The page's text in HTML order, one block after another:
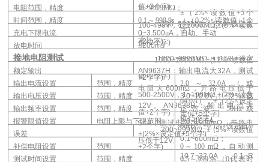
值+2个字)，
200~999MΩ,±(5%×设定值
+2个字)
1000~9999MΩ,± (15%×设定
值+2个字)
±（2%×读数值+5个
字）
电阻范围 ， 精度 1～9999MΩ；
100-499V，1~1000MΩ,±(8%×读数
值+2个字)
1000~2000MΩ,±(12%×读数值
+2个字)
500-2500V ，1~199MΩ,±(2%×读数
值+2个字)，
200~999MΩ,±(5%×读数值
+2个字)
时间范围，精度 0.1～999.9s，±（0.2%×读数值+1个
字）
充电下限电流 0~3.500μA ，自动、手动
放电时间
≤200ms
接地电阻测试
额定输出 AN9637H ：输出电流大32A，测试
电阻大600mΩ，开路电压低于
12V 。AN9638H：输出电流大
64A，测试电阻大600mΩ，开路电
压低于12V。
输出电流设置 范围，精度 2.0～32.0A（或
64.0A），±（2%×设定
值+5个字）
输出电压设置 范围，精度 3.0~10.0V，±(2%×设
定值+5个字)
输出频率设置 范围， 精度 正弦波，50Hz或
60Hz，±0.1%×设定值
报警限值设置 电阻上限与下限范围 2.0~10.6A：
0.1~600mΩ；
10.7~32.0A：0.1~R
误差 ±(2%×设定值+5个字)
补偿电阻设置
范围 0～100 mΩ，自动测
测试时间设置 范围，精度 0.5～999.9s（0代表时